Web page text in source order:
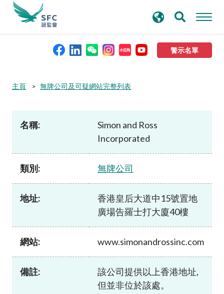
警示名單
本會簡介
資料庫
新聞稿及公布
尋
主頁 無牌公司及可疑網站完整列表
名稱:
Simon and Ross
Incorporated
類別: 無牌公司
地址:
香港皇后大道中15號置地
廣場告羅士打大廈40樓
網站: www.simonandrossinc.com
備註:
該公司提供以上香港地址,
但並非位於該處。